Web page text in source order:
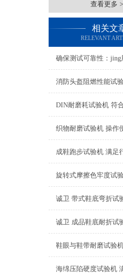
查看更多
相关文
RELEVANT
DIN耐磨耗试验机 符
织物耐磨试验机 操作
成鞋跑步试验机 满足
旋转式摩擦色牢度试
诚卫 带式鞋底弯折试
诚卫 成品鞋底耐折试
海绵压陷硬度试验机